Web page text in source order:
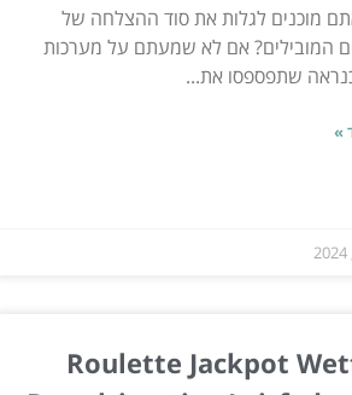
מוכנים לגלות את סוד ההצלחה של
המובילים? אם לא שמעתם על מערכות
»
Roulette Jackpot